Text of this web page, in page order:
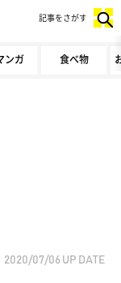
ンガ 食べ物
記事をさがす
2020/07/06 UP DATE